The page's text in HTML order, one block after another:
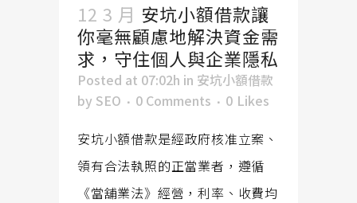
12 3 月 安坑小額借款讓
你毫無顧慮地解決資金需
求，守住個人與企業隱私
Posted at 07:02h in 安坑小額借款
by SEO 0 Comments 0 Likes
安坑小額借款是經政府核准立案、
領有合法執照的正當業者，遵循
《當舖業法》經營，利率、收費均